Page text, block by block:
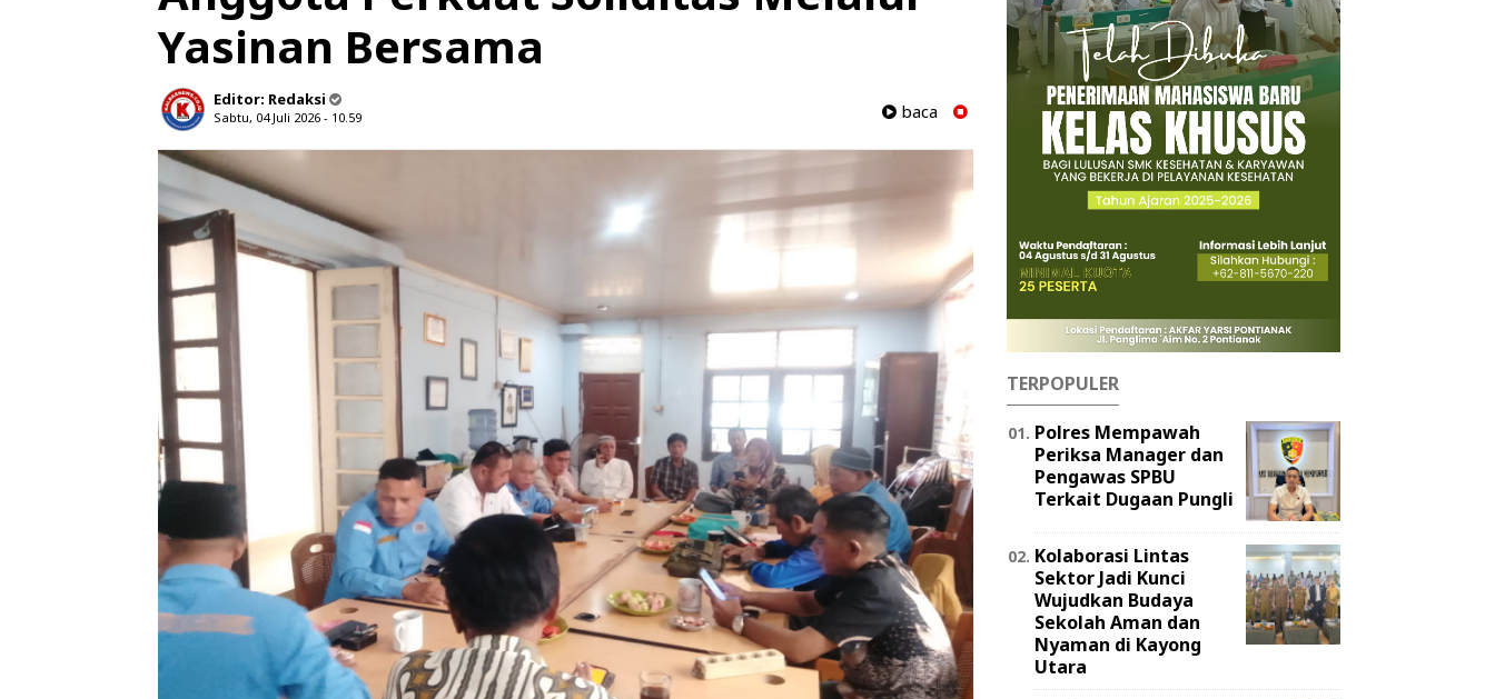
Yasinan Bersama
Editor: Redaksi
Sabtu, 04 Juli 2026 - 10.59 baca
TERPOPULER
Polres Mempawah
Periksa Manager dan
Pengawas SPBU
Terkait Dugaan Pungli
Kolaborasi Lintas
Sektor Jadi Kunci
Wujudkan Budaya
Sekolah Aman dan
Nyaman di Kayong
Utara